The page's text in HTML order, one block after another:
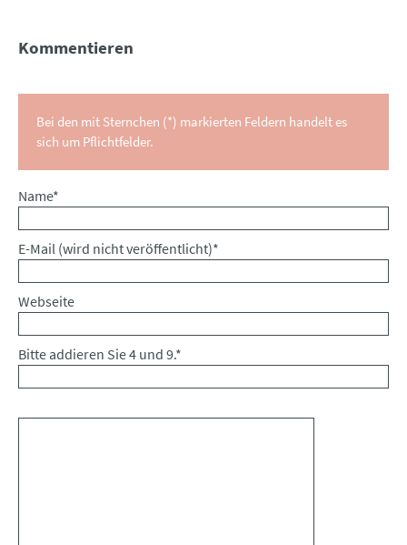
Kommentieren
Bei den mit Sternchen (*) markierten Feldern handelt es
sich um Pflichtfelder.
Pflichtfeld
Name*
Pflichtfeld
E-Mail (wird nicht veröffentlicht)*
Webseite
Bitte addieren Sie 4 und 9.*